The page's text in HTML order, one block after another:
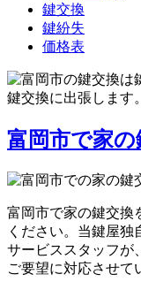
鍵交換
鍵紛失
価格表
富岡市で家の
富岡市で家の鍵交換
ください。当鍵屋独
サービススタッフが
ご要望に対応させて